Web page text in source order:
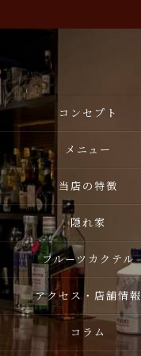
コンセプト
メニュー
当店の特徴
隠れ家
フルーツカクテル
アクセス・店舗情報
コラム